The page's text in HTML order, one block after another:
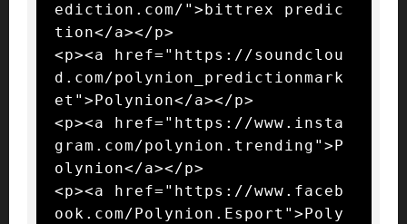
ediction.com/">bittrex predic
tion</a></p>
<p><a href="https://soundclou
d.com/polynion_predictionmark
et">Polynion</a></p>
<p><a href="https://www.insta
gram.com/polynion.trending">P
olynion</a></p>
<p><a href="https://www.faceb
ook.com/Polynion.Esport">Poly